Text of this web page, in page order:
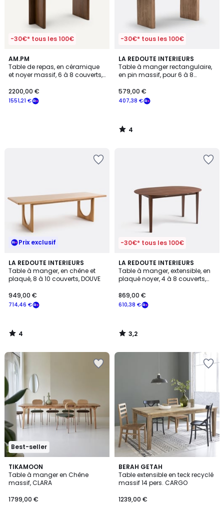
-30€* tous les 100€
AM.PM
Table de repas, en céramique
et noyer massif, 6 à 8 couverts,
1551,21 €
2200,00 €
-30€* tous les 100€
LA REDOUTE INTERIEURS
Table à manger rectangulaire,
en pin massif, pour 6 à 8
407,38 €
579,00 €
4
/
5
4
/
Prix exclusif
LA REDOUTE INTERIEURS
Table à manger, en chêne et
plaqué, 8 à 10 couverts, DOUVE
714,46 €
949,00 €
4
/
5
4
/
-30€* tous les 100€
LA REDOUTE INTERIEURS
Table à manger, extensible, en
plaqué noyer, 4 à 8 couverts,
610,38 €
869,00 €
3,2
/ 5
3,2
/
Best-seller
TIKAMOON
Table à manger en Chêne
massif, CLARA
1799,00 €
BERAH GETAH
Table extensible en teck recyclé
massif 14 pers. CARGO
1239,00 €
3,5
/ 5